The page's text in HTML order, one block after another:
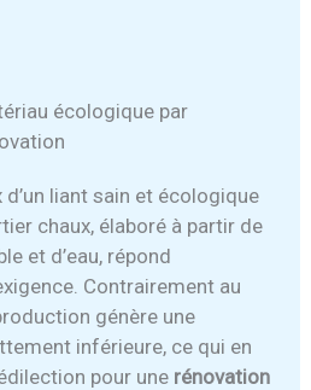
écologique par
d’un liant sain et écologique
chaux, élaboré à partir de
et d’eau, répond
Contrairement au
génère une
inférieure, ce qui en
pour une rénovation